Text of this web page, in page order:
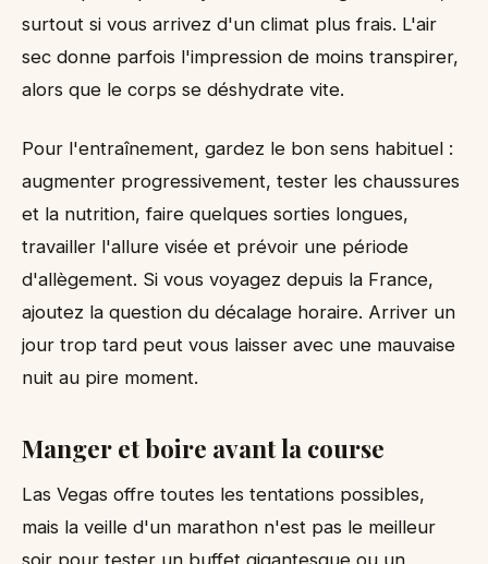
surtout si vous arrivez d'un climat plus frais. L'air
sec donne parfois l'impression de moins transpirer,
alors que le corps se déshydrate vite.
Pour l'entraînement, gardez le bon sens habituel :
augmenter progressivement, tester les chaussures
et la nutrition, faire quelques sorties longues,
travailler l'allure visée et prévoir une période
d'allègement. Si vous voyagez depuis la France,
ajoutez la question du décalage horaire. Arriver un
jour trop tard peut vous laisser avec une mauvaise
nuit au pire moment.
Manger et boire avant la course
Las Vegas offre toutes les tentations possibles,
mais la veille d'un marathon n'est pas le meilleur